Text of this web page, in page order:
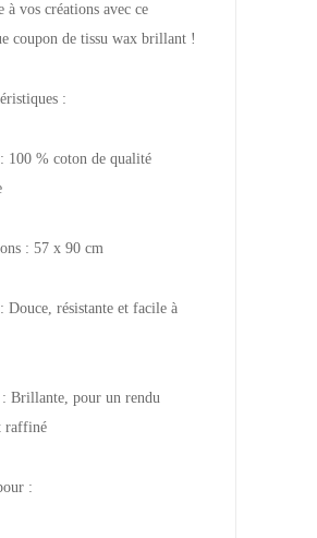
à vos créations avec ce
coupon de tissu wax brillant !
:
100 % coton de qualité
: 57 x 90 cm
Douce, résistante et facile à
Brillante, pour un rendu
raffiné
: